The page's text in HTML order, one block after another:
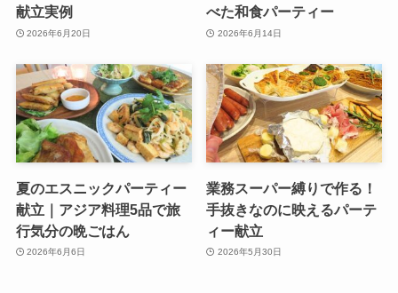
献立実例
2026年6月20日
べた和食パーティー
2026年6月14日
夏のエスニックパーティー
献立｜アジア料理5品で旅
行気分の晩ごはん
2026年6月6日
業務スーパー縛りで作る！
手抜きなのに映えるパーテ
ィー献立
2026年5月30日